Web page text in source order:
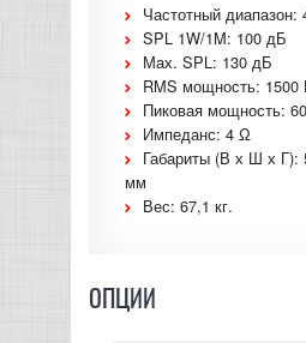
Частотный диапазон:
SPL 1W/1M: 100 дБ
Мах. SPL: 130 дБ
RMS мощность: 1500
Пиковая мощность:
Импеданс: 4 Ω
Габариты (В х Ш х Г):
мм
Вес: 67,1 кг.
ОПЦИИ